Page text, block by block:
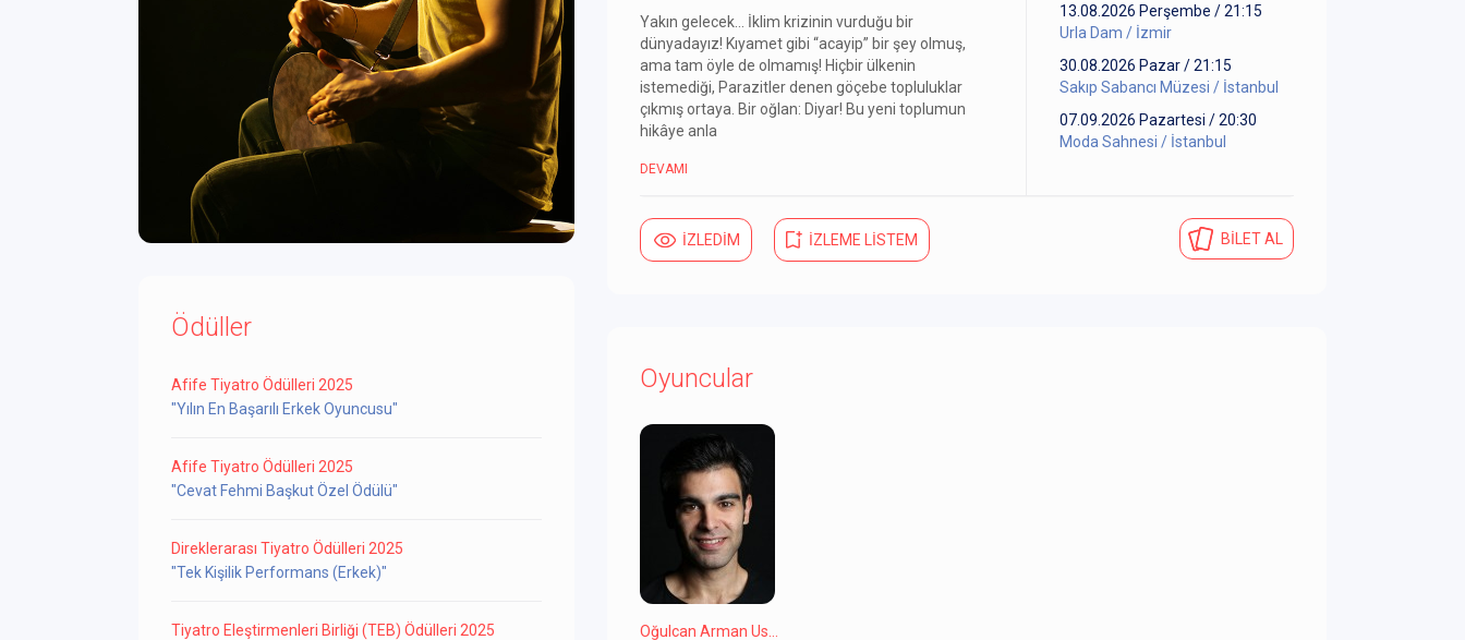
Ödüller
Afife Tiyatro Ödülleri 2025
"Yılın En Başarılı Erkek Oyuncusu"
Afife Tiyatro Ödülleri 2025
"Cevat Fehmi Başkut Özel Ödülü"
Direklerarası Tiyatro Ödülleri 2025
"Tek Kişilik Performans (Erkek)"
Tiyatro Eleştirmenleri Birliği (TEB) Ödülleri 2025
Yakın gelecek… İklim krizinin vurduğu bir
dünyadayız! Kıyamet gibi “acayip” bir şey olmuş,
ama tam öyle de olmamış! Hiçbir ülkenin
istemediği, Parazitler denen göçebe topluluklar
çıkmış ortaya. Bir oğlan: Diyar! Bu yeni toplumun
hikâye anla
DEVAMI
13.08.2026 Perşembe / 21:15
Urla Dam / İzmir
30.08.2026 Pazar / 21:15
Sakıp Sabancı Müzesi / İstanbul
07.09.2026 Pazartesi / 20:30
Moda Sahnesi / İstanbul
İZLEDİM İZLEME LİSTEM BİLET AL
Oyuncular